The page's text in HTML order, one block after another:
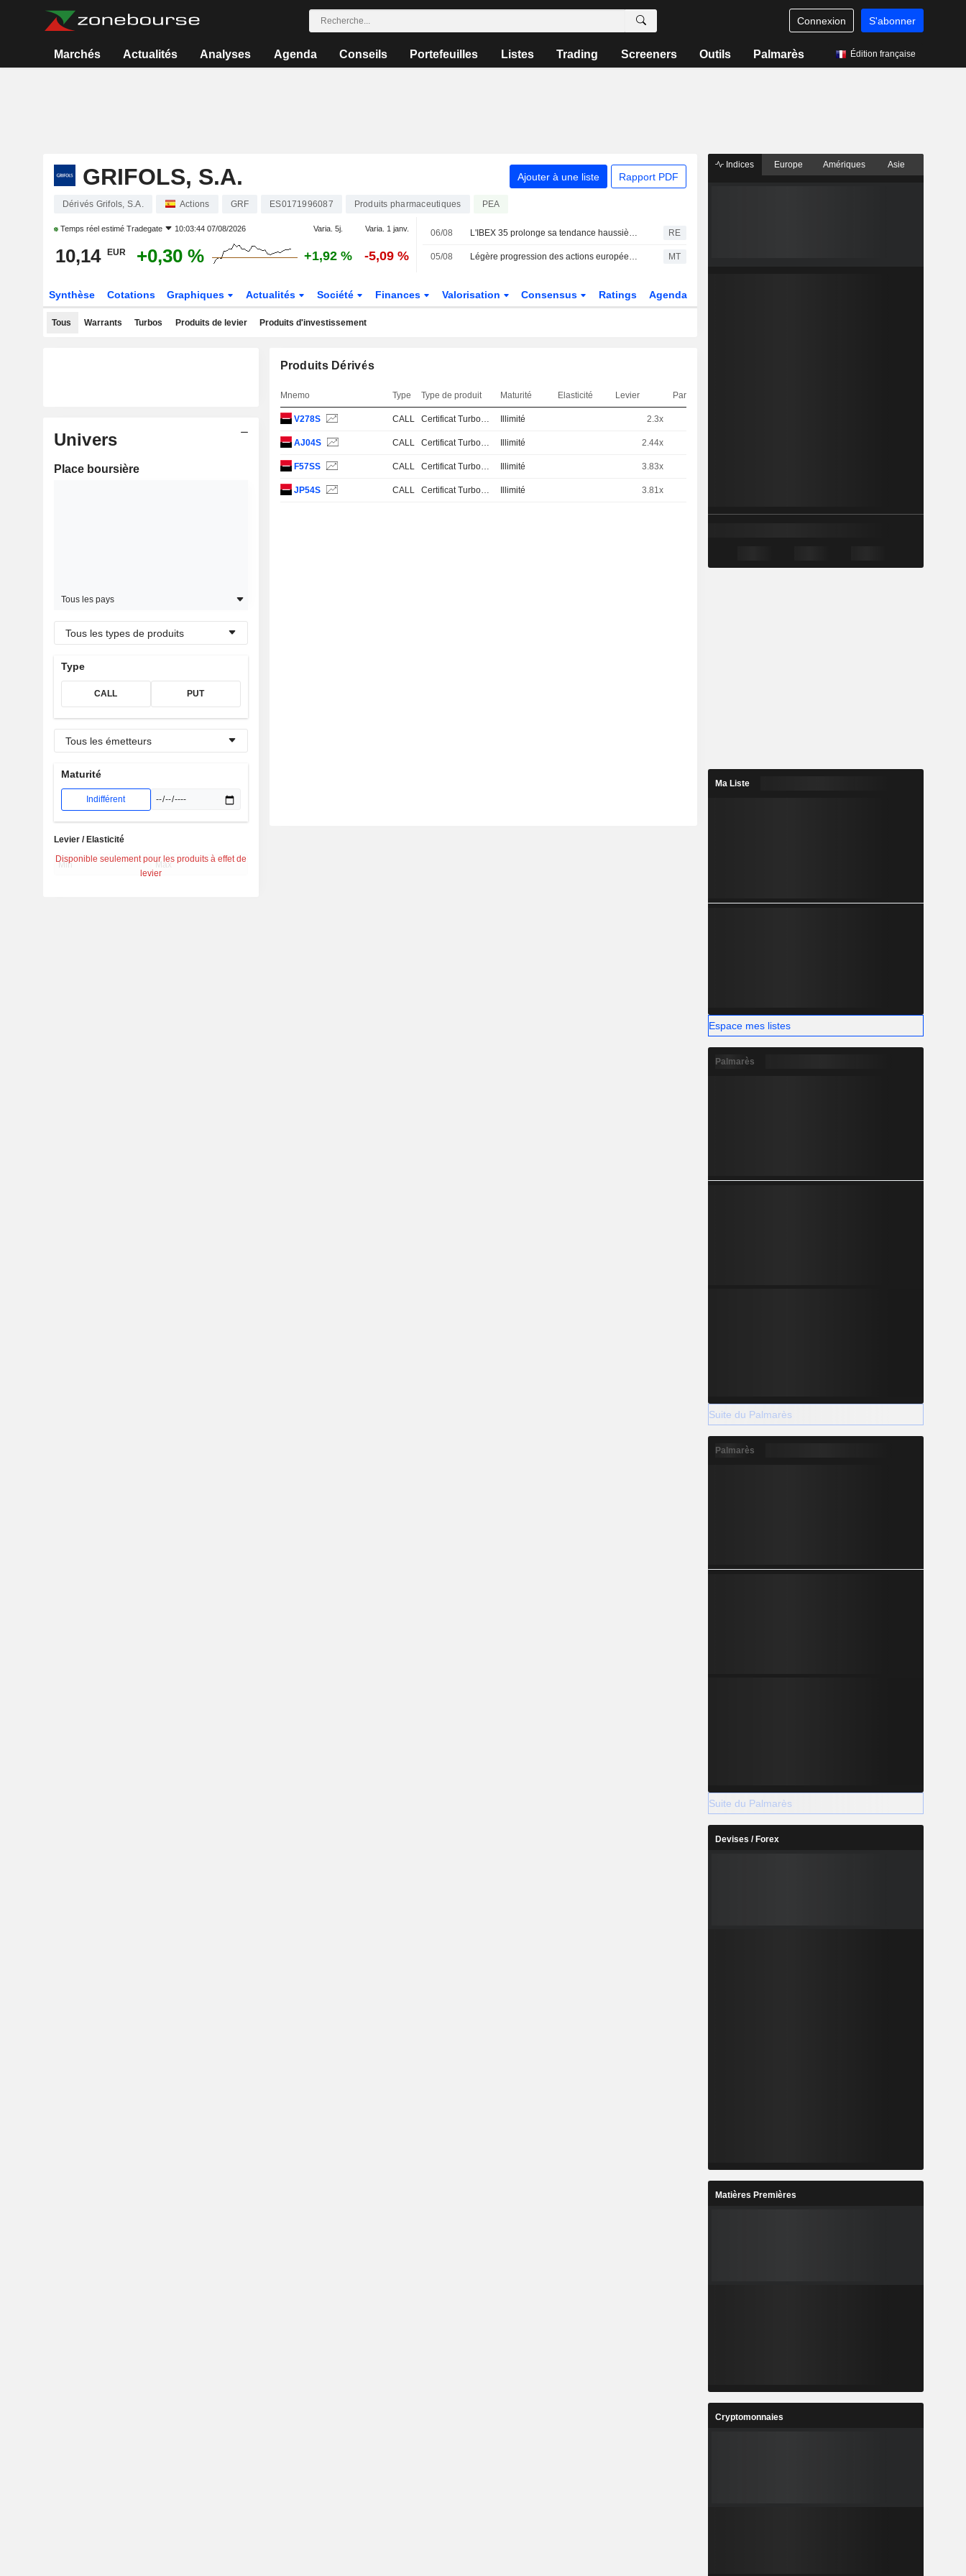
Connexion S'abonner
Marchés Actualités Analyses Agenda Conseils Portefeuilles Listes Trading Screeners Outils Palmarès Édition française
GRIFOLS, S.A. Ajouter à une liste Rapport PDF
Dérivés Grifols, S.A. Actions GRF ES0171996087 Produits pharmaceutiques PEA
Temps réel estimé Tradegate 10:03:44 07/08/2026 Varia. 5j. Varia. 1 janv.
10,14 EUR +0,30 % +1,92 % -5,09 %
06/08 L'IBEX 35 prolonge sa tendance haussière dans l'espoir d'un accord entre les États-Unis et l'Iran RE
05/08 Légère progression des actions européennes cotées aux États-Unis sous forme d'ADR lors de la séance de mercredi MT
Synthèse Cotations Graphiques Actualités Société Finances Valorisation Consensus Ratings Agenda
Tous Warrants Turbos Produits de levier Produits d'investissement
Univers
Place boursière
Tous les pays
Tous les types de produits
Type
CALL PUT
Tous les émetteurs
Maturité
Indifférent
Disponible seulement pour les produits à effet de
levier
Levier / Elasticité
Produits Dérivés
Mnemo Type Type de produit Maturité Elasticité Levier Parité
V278S CALL Certificat Turbo Stop Loss Illimité 2.3x
AJ04S CALL Certificat Turbo Stop Loss Illimité 2.44x
F57SS CALL Certificat Turbo Stop Loss Illimité 3.83x
JP54S CALL Certificat Turbo Stop Loss Illimité 3.81x
Indices Europe Amériques Asie
Ma Liste
Espace mes listes
Palmarès
Suite du Palmarès
Palmarès
Suite du Palmarès
Devises / Forex
Matières Premières
Cryptomonnaies